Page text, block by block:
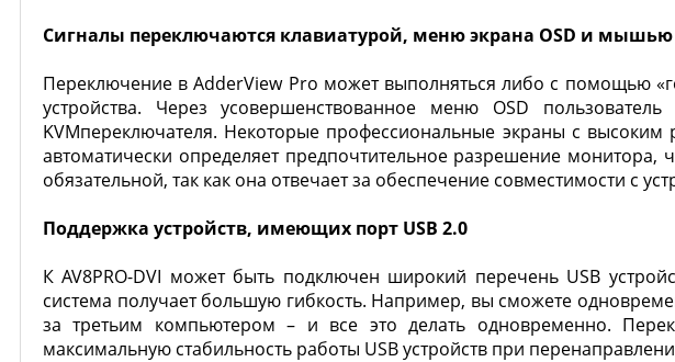
Сигналы переключаются клавиатурой, меню экрана OSD и мышью
Переключение в AdderView Pro может выполняться либо с помощью
устройства. Через усовершенствованное меню OSD
KVMпереключателя. Некоторые профессиональные экраны с
автоматически определяет предпочтительное разрешение
обязательной, так как она отвечает за обеспечение совместимости с
Поддержка устройств, имеющих порт USB 2.0
К AV8PRO-DVI может быть подключен широкий перечень USB
система получает большую гибкость. Например, вы сможете
за третьим компьютером – и все это делать одновременно.
максимальную стабильность работы USB устройств при